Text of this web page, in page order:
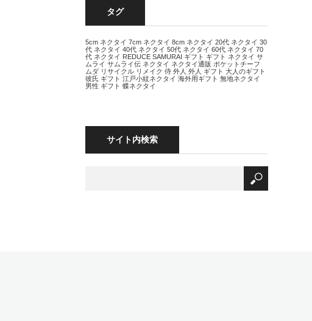
タグ
5cm ネクタイ 7cm ネクタイ 8cm ネクタイ 20代 ネクタイ 30
代 ネクタイ 40代 ネクタイ 50代 ネクタイ 60代 ネクタイ 70
代 ネクタイ REDUCE SAMURAI ギフト ギフト ネクタイ サ
ムライ サムライ伝 ネクタイ ネクタイ通販 ポケットチーフ
ムダ リサイクル リメイク 侍 外人 外人 ギフト 大人のギフト
彼氏 ギフト 江戸小紋ネクタイ 海外用ギフト 無地ネクタイ
男性 ギフト 蝶ネクタイ
サイト内検索